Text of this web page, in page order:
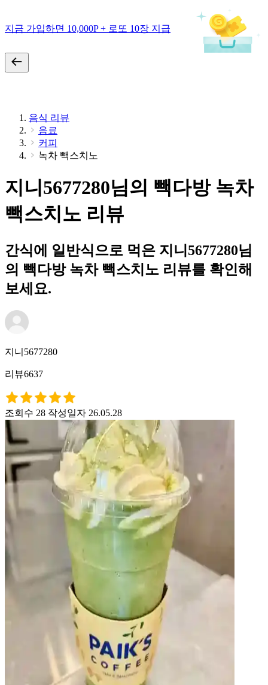
지금 가입하면 10,000P + 로또 10장 지급
음식 리뷰
음료
커피
녹차 빽스치노
지니5677280님의 빽다방 녹차
빽스치노 리뷰
간식에 일반식으로 먹은 지니5677280님
의 빽다방 녹차 빽스치노 리뷰를 확인해
보세요.
지니5677280
리뷰6637
조회수 28 작성일자 26.05.28